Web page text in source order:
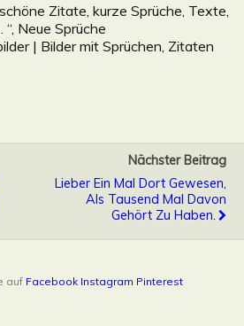
Zitate, kurze Sprüche, Texte,
“ Neue Sprüche
| Bilder mit Sprüchen, Zitaten
Nächster Beitrag
Lieber Ein Mal Dort Gewesen,
Als Tausend Mal Davon
Gehört Zu Haben.
auf Facebook Instagram Pinterest